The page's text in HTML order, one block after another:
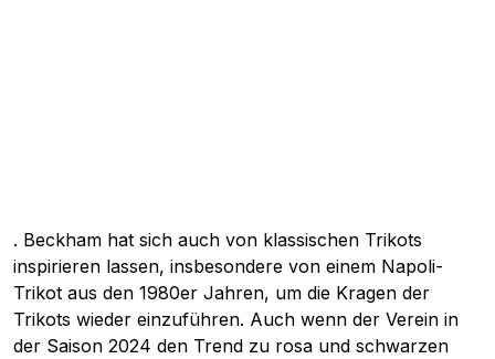
. Beckham hat sich auch von klassischen Trikots
inspirieren lassen, insbesondere von einem Napoli-
Trikot aus den 1980er Jahren, um die Kragen der
Trikots wieder einzuführen. Auch wenn der Verein in
der Saison 2024 den Trend zu rosa und schwarzen